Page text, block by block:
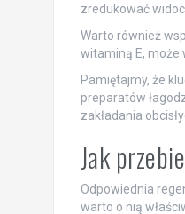
zredukować
Warto również
witaminą E, może
Pamiętajmy, że
preparatów
zakładania
Jak
Odpowiednia
warto o nią